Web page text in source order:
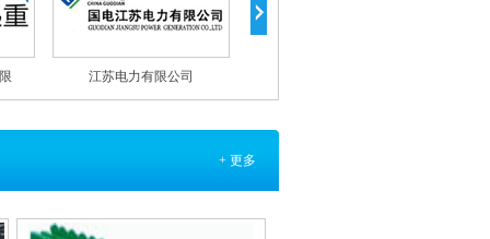
中国船舶工业集团公司
+ 更多